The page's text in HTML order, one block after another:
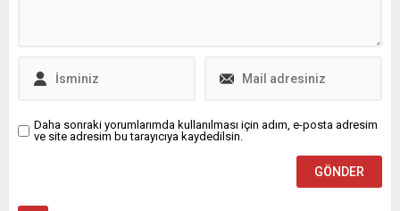
hatırlatarak, bu tür
Daha sonraki yorumlarımda kullanılması için adım, e-posta adresim
ve site adresim bu tarayıcıya kaydedilsin.